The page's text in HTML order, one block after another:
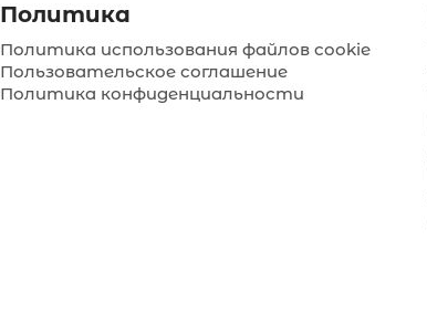
Политика
Политика использования файлов cookie
Пользовательское соглашение
Политика конфиденциальности